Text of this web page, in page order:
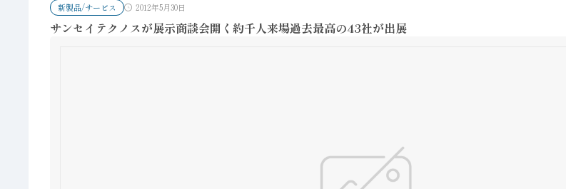
新製品/サービス 2012年5月30日
サンセイテクノスが展示商談会開く約千人来場過去最高の43社が出展